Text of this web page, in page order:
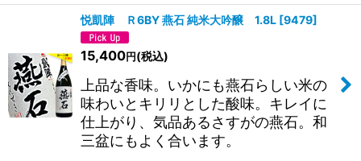
悦凱陣 Ｒ6BY 燕石 純米大吟醸 1.8L [9479]
15,400円 (税込)
上品な香味。いかにも燕石らしい米の
味わいとキリリとした酸味。キレイに
仕上がり、気品あるさすがの燕石。和
三盆にもよく合います。